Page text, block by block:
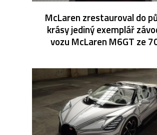
McLaren zrestauroval do
krásy jediný exemplář
vozu McLaren M6GT ze